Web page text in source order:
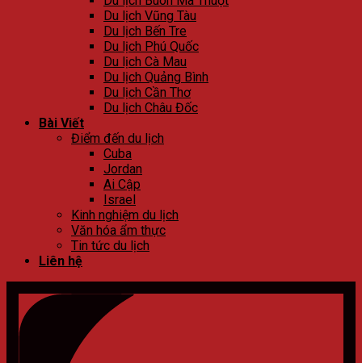
Du lịch Vũng Tàu
Du lịch Bến Tre
Du lịch Phú Quốc
Du lịch Cà Mau
Du lịch Quảng Bình
Du lịch Cần Thơ
Du lịch Châu Đốc
Bài Viết
Điểm đến du lịch
Cuba
Jordan
Ai Cập
Israel
Kinh nghiệm du lịch
Văn hóa ẩm thực
Tin tức du lịch
Liên hệ